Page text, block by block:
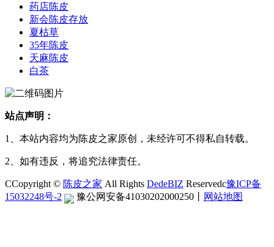
药店陈皮
新会陈皮存放
夏枯草
35年陈皮
天麻陈皮
白茶
站点声明：
1、本站内容均为陈皮之家原创，未经许可不得私自转载。
2、如有违反，将追究法律责任。
CCopyright © 陈皮之家 All Rights DedeBIZ Reservedc豫ICP备
15032248号-2
豫公网安备41030202000250 网站地图